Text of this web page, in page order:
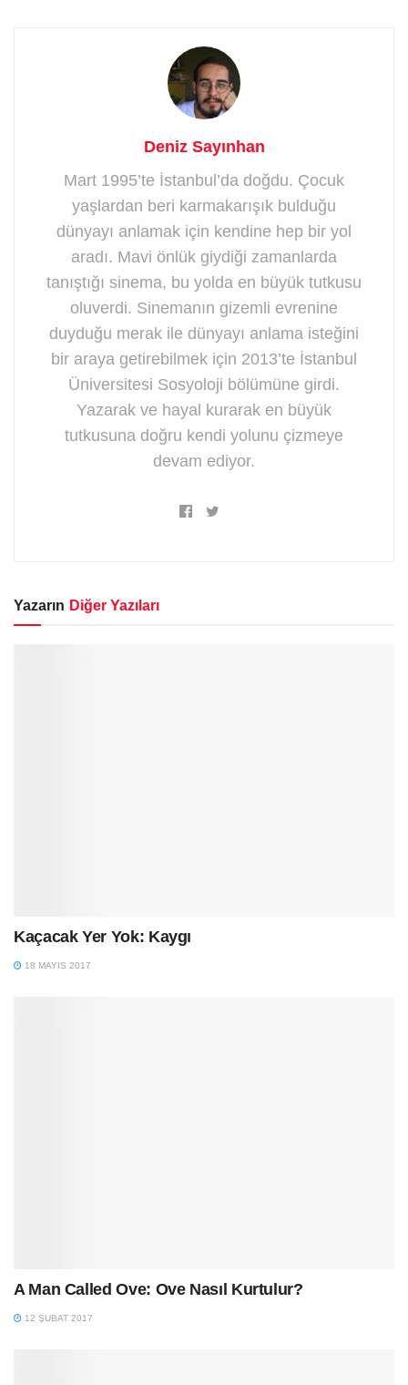
Deniz Sayınhan
Mart 1995’te İstanbul’da doğdu. Çocuk
yaşlardan beri karmakarışık bulduğu
dünyayı anlamak için kendine hep bir yol
aradı. Mavi önlük giydiği zamanlarda
tanıştığı sinema, bu yolda en büyük tutkusu
oluverdi. Sinemanın gizemli evrenine
duyduğu merak ile dünyayı anlama isteğini
bir araya getirebilmek için 2013’te İstanbul
Üniversitesi Sosyoloji bölümüne girdi.
Yazarak ve hayal kurarak en büyük
tutkusuna doğru kendi yolunu çizmeye
devam ediyor.
Yazarın Diğer Yazıları
Kaçacak Yer Yok: Kaygı
18 MAYIS 2017
A Man Called Ove: Ove Nasıl Kurtulur?
12 ŞUBAT 2017